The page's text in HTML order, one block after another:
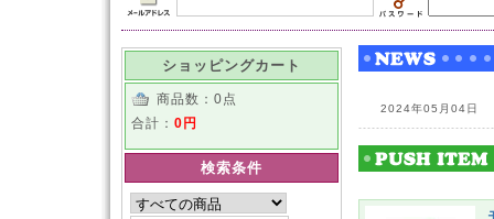
ショッピングカート
商品数：0点
合計： 0円
検索条件
2024年05月04日